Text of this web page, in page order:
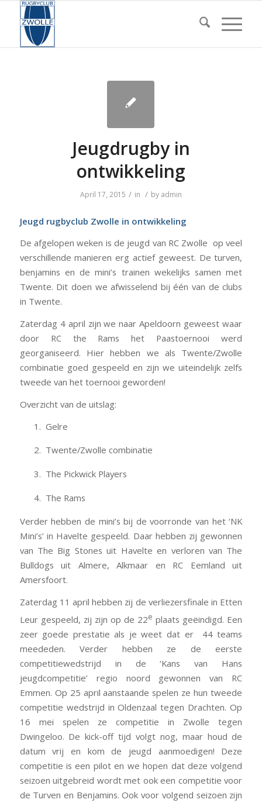
Jeugdrugby in
ontwikkeling
April 17, 2015 / in / by admin
Jeugd rugbyclub Zwolle in ontwikkeling
De afgelopen weken is de jeugd van RC Zwolle op veel
verschillende manieren erg actief geweest. De turven,
benjamins en de mini’s trainen wekelijks samen met
Twente. Dit doen we afwisselend bij één van de clubs
in Twente.
Zaterdag 4 april zijn we naar Apeldoorn geweest waar
door RC the Rams het Paastoernooi werd
georganiseerd. Hier hebben we als Twente/Zwolle
combinatie goed gespeeld en zijn we uiteindelijk zelfs
tweede van het toernooi geworden!
Overzicht van de uitslag:
1. Gelre
2. Twente/Zwolle combinatie
3. The Pickwick Players
4. The Rams
Verder hebben de mini’s bij de voorronde van het ‘NK
Mini’s’ in Havelte gespeeld. Daar hebben zij gewonnen
van The Big Stones uit Havelte en verloren van The
Bulldogs uit Almere, Alkmaar en RC Eemland uit
Amersfoort.
Zaterdag 11 april hebben zij de verliezersfinale in Etten
Leur gespeeld, zij zijn op de 22e plaats geëindigd. Een
zeer goede prestatie als je weet dat er 44 teams
meededen. Verder hebben ze de eerste
competitiewedstrijd in de ‘Kans van Hans
jeugdcompetitie’ regio noord gewonnen van RC
Emmen. Op 25 april aanstaande spelen ze hun tweede
competitie wedstrijd in Oldenzaal tegen Drachten. Op
16 mei spelen ze competitie in Zwolle tegen
Dwingeloo. De kick-off tijd volgt nog, maar houd de
datum vrij en kom de jeugd aanmoedigen! Deze
competitie is een pilot en we hopen dat deze volgend
seizoen uitgebreid wordt met ook een competitie voor
de Turven en Benjamins. Ook voor volgend seizoen zijn